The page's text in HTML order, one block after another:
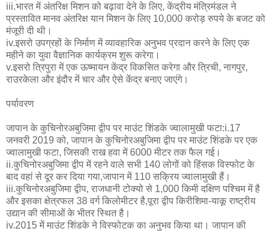
iii.भारत में अंतरिक्ष मिशन को बढ़ावा देने के लिए, केंद्रीय मंत्रिमंडल ने
प्रस्तावित मानव अंतरिक्ष यान मिशन के लिए 10,000 करोड़ रुपये के बजट को
मंजूरी दी थी।
iv.इसरो उपग्रहों के निर्माण में व्यावहारिक अनुभव प्रदान करने के लिए एक
महीने का युवा वैज्ञानिक कार्यक्रम शुरू करेगा।
v.इसरो त्रिपुरा में एक ऊष्मायन केंद्र विकसित करेगा और त्रिची, नागपुर,
राउरकेला और इंदौर में चार और ऐसे केंद्र बनाए जाएंगे।
पर्यावरण
जापान के कुचिनोरअबुजिमा द्वीप पर माउंट शिंडके ज्वालामुखी फटा:i.17
जनवरी 2019 को, जापान के कुचिनोरअबुजिमा द्वीप पर माउंट शिंडके पर एक
ज्वालामुखी फटा, जिसकी राख हवा में 6000 मीटर तक फैल गई।
ii.कुचिनोरअबुजिमा द्वीप में रहने वाले सभी 140 लोगों को हिंसक विस्फोट के
बाद वहां से दूर कर दिया गया,जापान में 110 सक्रिय ज्वालामुखी हैं।
iii.कुचिनोरअबुजिमा द्वीप, राजधानी टोक्यो से 1,000 किमी दक्षिण पश्चिम में है
और इसका क्षेत्रफल 38 वर्ग किलोमीटर है,पूरा द्वीप किरीशिमा-याकू राष्ट्रीय
उद्यान की सीमाओं के भीतर स्थित है।
iv.2015 में माउंट शिंडके ने विस्फोटक का अनुभव किया था। जापान की